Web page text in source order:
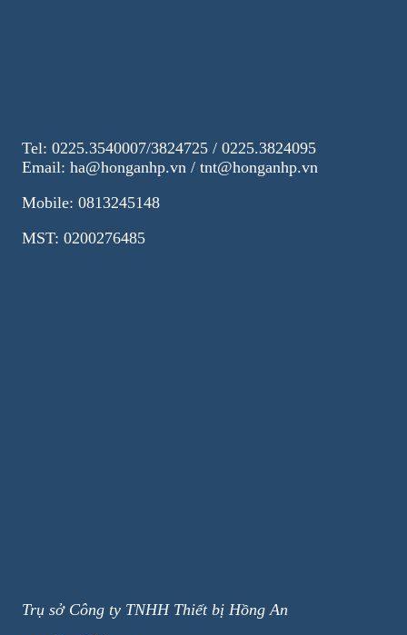
Tel: 0225.3540007/3824725 / 0225.3824095
Email: ha@honganhp.vn / tnt@honganhp.vn
Mobile: 0813245148
MST: 0200276485
Trụ sở Công ty TNHH Thiết bị Hồng An